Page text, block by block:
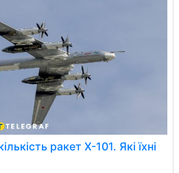
ракет Х-101. Які їхні